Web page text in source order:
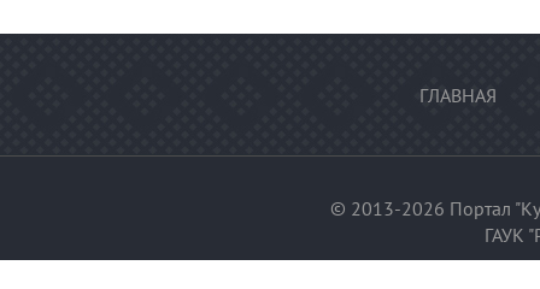
ГЛАВНАЯ
© 2013-2026 Портал
ГАУК